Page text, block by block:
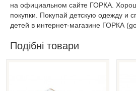
на официальном сайте ГОРКА.
покупки. Покупай детскую одежду и
детей в интернет-магазине ГОРКА
Подібні товари